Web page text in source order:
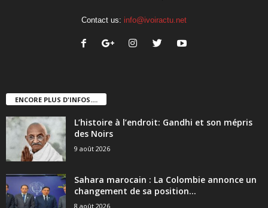
Contact us: info@ivoiractu.net
ENCORE PLUS D'INFOS....
L’histoire à l’endroit: Gandhi et son mépris
des Noirs
9 août 2026
Sahara marocain : La Colombie annonce un
changement de sa position...
8 août 2026